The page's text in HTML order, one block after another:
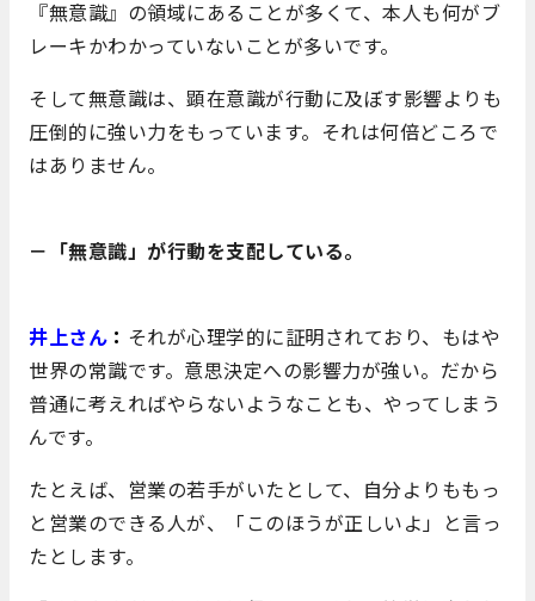
『無意識』の領域にあることが多くて、本人も何がブ
レーキかわかっていないことが多いです。
そして無意識は、顕在意識が行動に及ぼす影響よりも
圧倒的に強い力をもっています。それは何倍どころで
はありません。
－「無意識」が行動を支配している。
井上さん ： それが心理学的に証明されており、もはや
世界の常識です。意思決定への影響力が強い。だから
普通に考えればやらないようなことも、やってしまう
んです。
たとえば、営業の若手がいたとして、自分よりももっ
と営業のできる人が、「このほうが正しいよ」と言っ
たとします。